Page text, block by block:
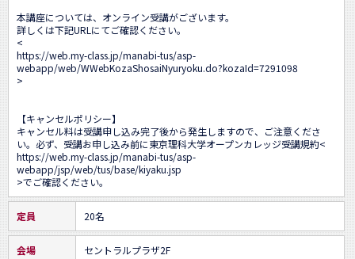
本講座については、オンライン受講がございます。
詳しくは下記URLにてご確認ください。
<
https://web.my-class.jp/manabi-tus/asp-
webapp/web/WWebKozaShosaiNyuryoku.do?kozaId=7291098
>
【キャンセルポリシー】
キャンセル料は受講申し込み完了後から発生しますので、ご注意くださ
い。必ず、受講お申し込み前に東京理科大学オープンカレッジ受講規約<
https://web.my-class.jp/manabi-tus/asp-
webapp/jsp/web/tus/base/kiyaku.jsp
>でご確認ください。
定員 20名
会場 セントラルプラザ2F